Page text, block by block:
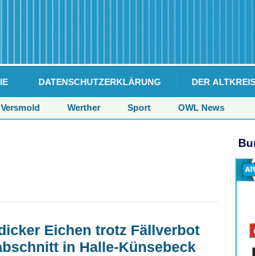
DATENSCHUTZERKLÄRUNG DER ALTKREIS
Versmold Werther Sport OWL News
Eichen trotz Fällverbot
in Halle-Künsebeck